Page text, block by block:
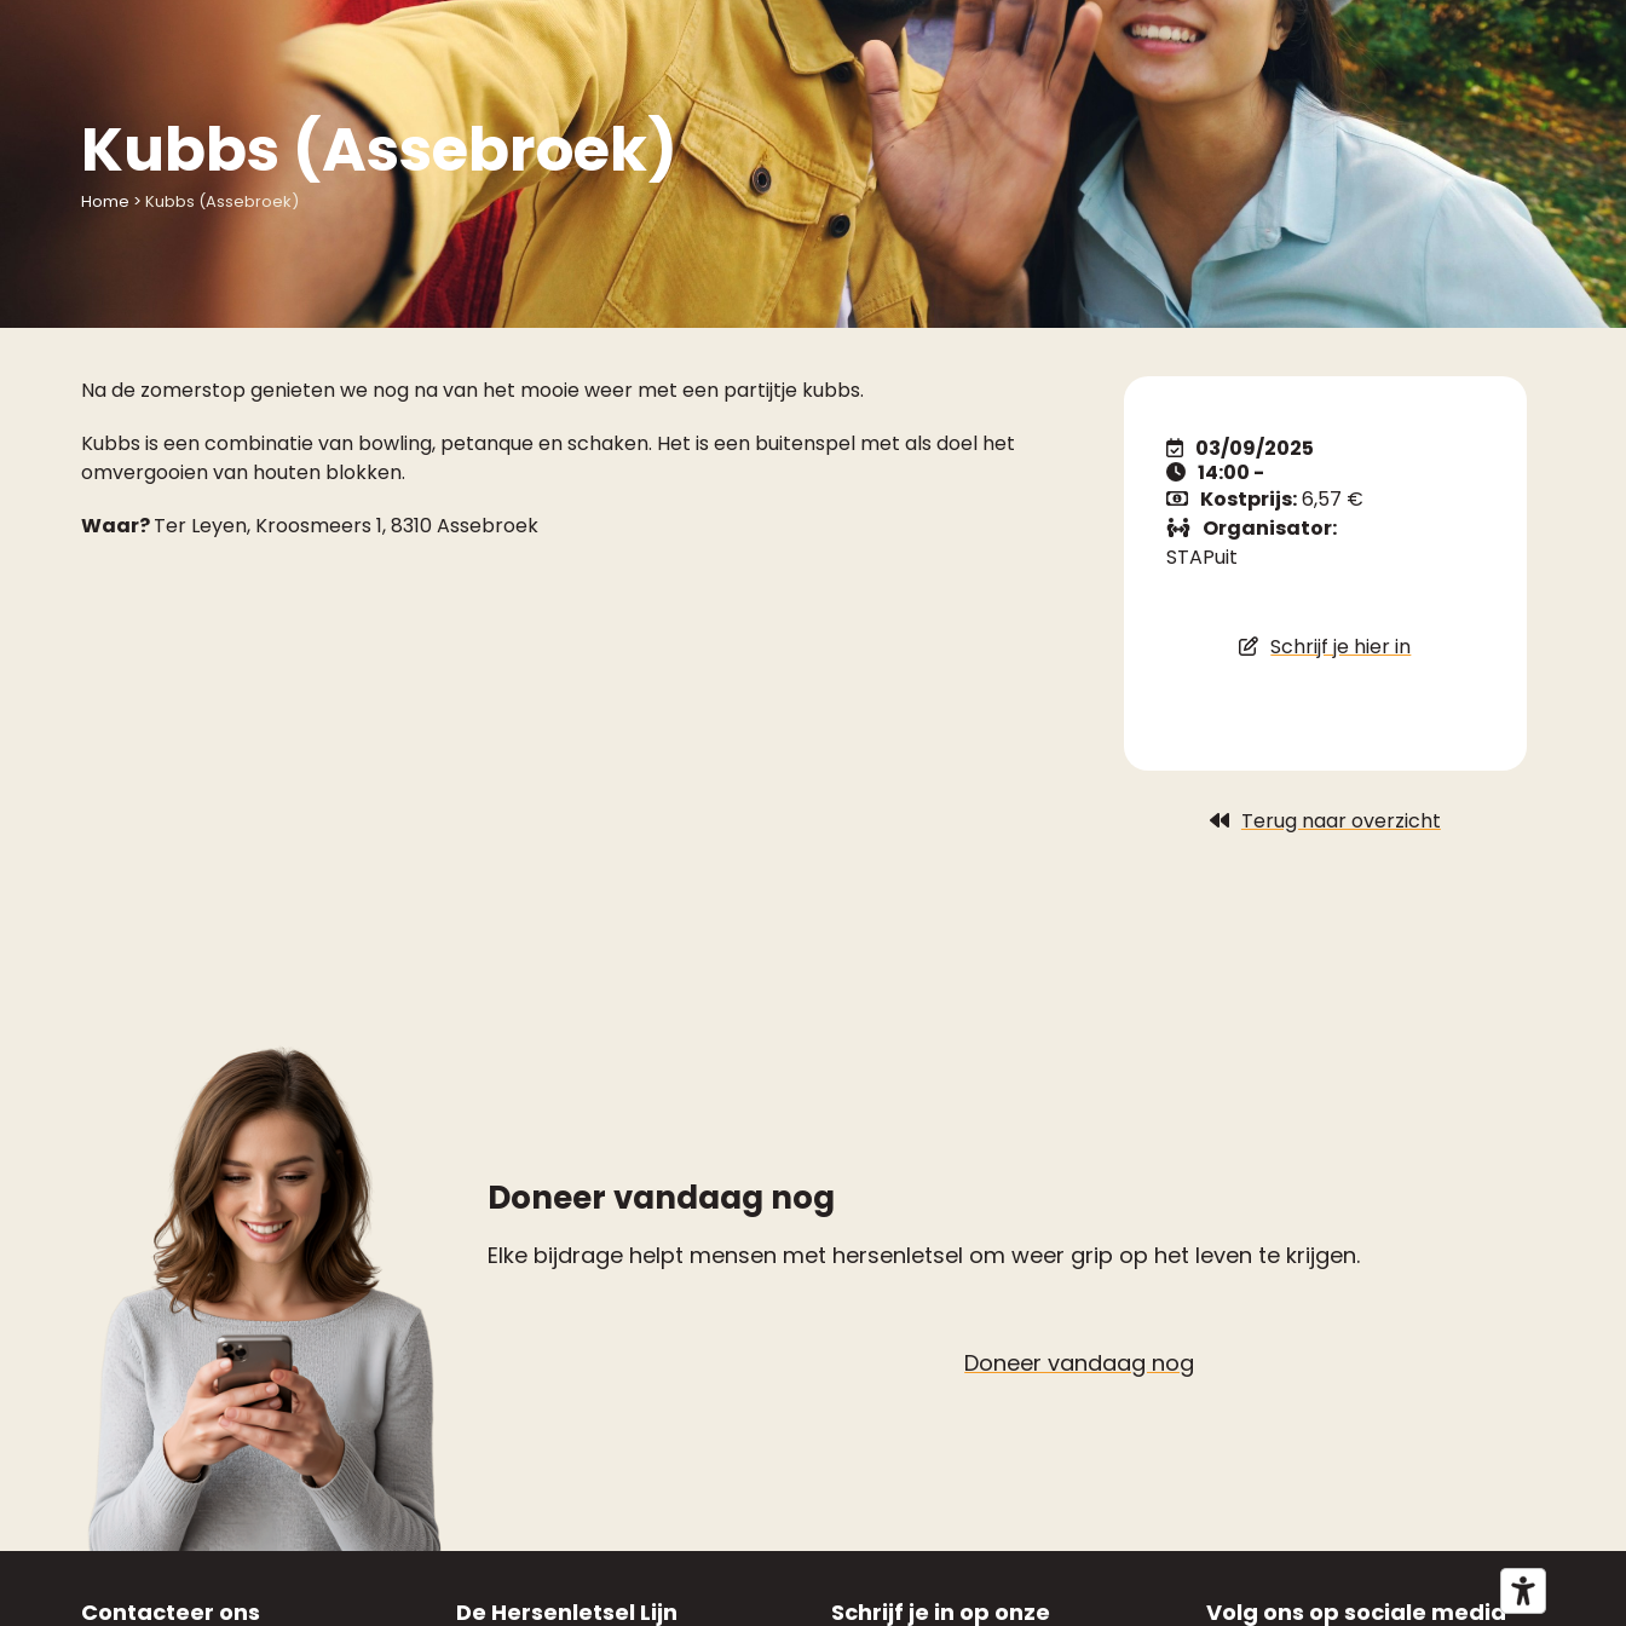
Kubbs (Assebroek)
Home >Kubbs (Assebroek)
Na de zomerstop genieten we nog na van het mooie weer met een partijtje kubbs.
Kubbs is een combinatie van bowling, petanque en schaken. Het is een buitenspel met als doel het
omvergooien van houten blokken.
Waar?Ter Leyen, Kroosmeers 1, 8310 Assebroek
03/09/2025
14:00 -
Kostprijs:6,57 €
Organisator:
STAPuit
Schrijf je hier in
Terug naar overzicht
Doneer vandaag nog
Elke bijdrage helpt mensen met hersenletsel om weer grip op het leven te krijgen.
Doneer vandaag nog
Contacteer ons De Hersenletsel Lijn
Schrijf je in op onze
Volg ons op sociale media